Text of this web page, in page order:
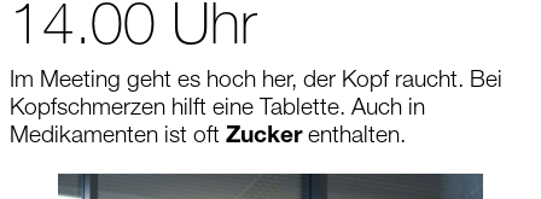
14.00 Uhr
Im Meeting geht es hoch her, der Kopf raucht. Bei
Kopfschmerzen hilft eine Tablette. Auch in
Medikamenten ist oft Zuckerenthalten.